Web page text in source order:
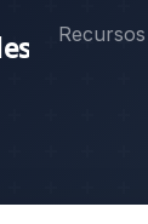
Recursos